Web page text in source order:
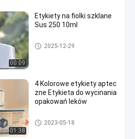
00:09
Etykiety na fiolki szklane
Sus 250 10ml
Niestandardowe etykiety fiolek
2025-12-29
01:38
4 Kolorowe etykiety aptec
zne Etykieta do wycinania
opakowań leków
Niestandardowe etykiety fiolek
2023-05-18